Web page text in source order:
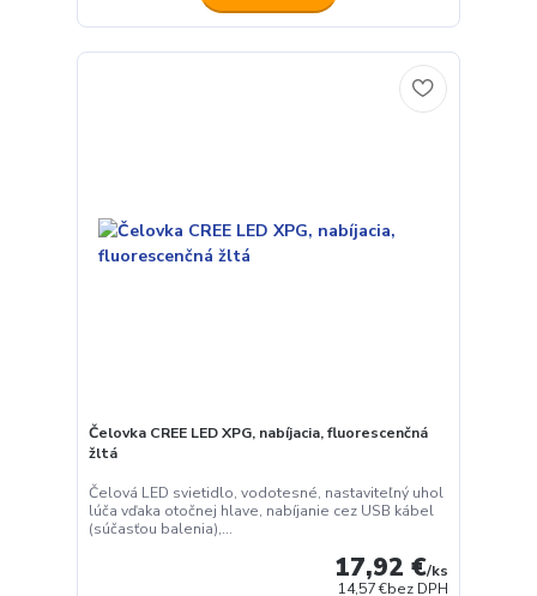
Čelovka CREE LED XPG, nabíjacia, fluorescenčná
žltá
Čelová LED svietidlo, vodotesné, nastaviteľný uhol
lúča vďaka otočnej hlave, nabíjanie cez USB kábel
(súčasťou balenia),...
17,92 €/ks
14,57 €bez DPH